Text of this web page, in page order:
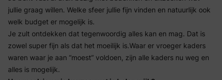
jullie graag willen. Welke sfeer jullie fijn vinden en natuurlijk ook
welk budget er mogelijk is.
Je zult ontdekken dat tegenwoordig alles kan en mag. Dat is
zowel super fijn als dat het moeilijk is.Waar er vroeger kaders
waren waar je aan “moest” voldoen, zijn alle kaders nu weg en
alles is mogelijk.